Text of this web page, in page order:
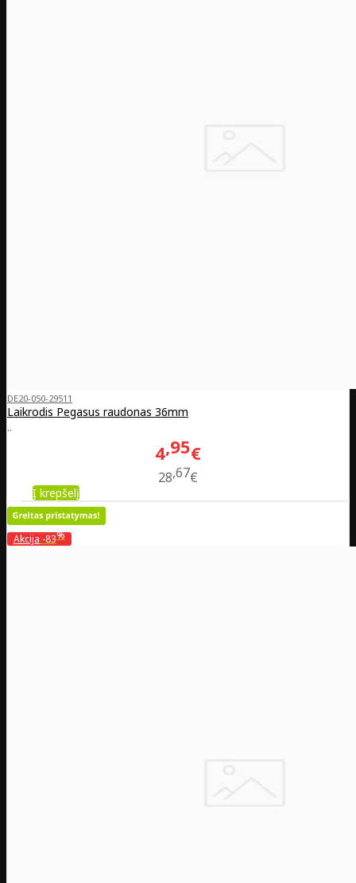
DE20-050-29511
Laikrodis Pegasus raudonas 36mm
..
4 95€
28 67€
Į krepšelį
Akcija -83%